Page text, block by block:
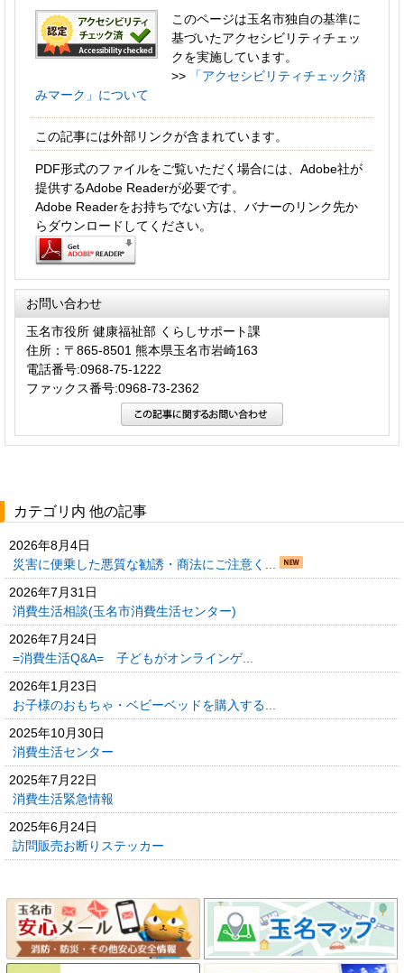
このページは玉名市独自の基準に
基づいたアクセシビリティチェッ
クを実施しています。
>>
「アクセシビリティチェック済
みマーク」について
この記事には外部リンクが含まれています。
PDF形式のファイルをご覧いただく場合には、Adobe社が
提供するAdobe Readerが必要です。
Adobe Readerをお持ちでない方は、バナーのリンク先か
らダウンロードしてください。
お問い合わせ
玉名市役所 健康福祉部 くらしサポート課
住所：〒865-8501 熊本県玉名市岩崎163
電話番号:0968-75-1222
ファックス番号:0968-73-2362
カテゴリ内 他の記事
2026年8月4日
災害に便乗した悪質な勧誘・商法にご注意く...
2026年7月31日
消費生活相談(玉名市消費生活センター)
2026年7月24日
=消費生活Q&A= 子どもがオンラインゲ...
2026年1月23日
お子様のおもちゃ・ベビーベッドを購入する...
2025年10月30日
消費生活センター
2025年7月22日
消費生活緊急情報
2025年6月24日
訪問販売お断りステッカー